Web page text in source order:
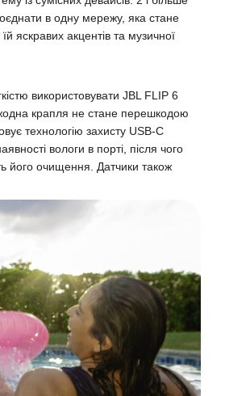
в одну мережу, яка стане
яскравих акцентів та музичної
використовувати JBL FLIP 6
крапля не стане перешкодою
технологію захисту USB-C
вологи в порті, після чого
його очищення. Датчики також